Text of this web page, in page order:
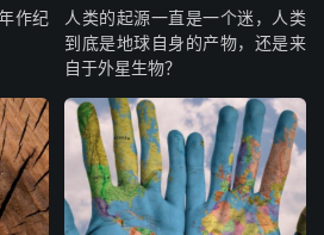
作纪
人类的起源一直是一个迷，人类
到底是地球自身的产物，还是来
自于外星生物？